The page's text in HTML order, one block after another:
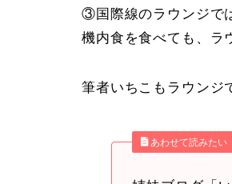
③国際線のラウンジで
機内食を食べても、ラ
筆者いちこもラウンジ
あわせて読みたい